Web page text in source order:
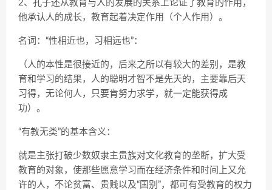
2、孔子还从教育与人的发展的关系上论证了教育的作用，
他承认人的成长，教育起着决定作用（个人作用）。
名词：“性相近也，习相远也”：
（人的本性是很接近的，后来之所以有较大的差别，是教
育和学习的结果，人的聪明才智不是先天的，主要靠后天
习得，无论何人，只要肯努力求学，就一定能获得成
功）。
“有教无类”的基本含义：
就是主张打破少数奴隶主贵族对文化教育的垄断，扩大受
教育的对象，使那些愿意学习而在经济条件和时间上又允
许的人，不论贫富、贵贱以及“国别”，都可有受教育的权力